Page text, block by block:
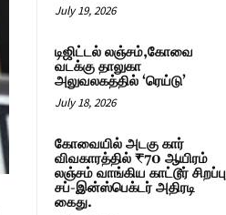
July 19, 2026
டிஜிட்டல் லஞ்சம்,கோவை
வடக்கு தாலுகா
அலுவலகத்தில் ‘ரெய்டு’
July 18, 2026
கோவையில் அடகு கார்
விவகாரத்தில் ₹70 ஆயிரம்
லஞ்சம் வாங்கிய காட்டூர் சிறப்பு
சப்-இன்ஸ்பெக்டர் அதிரடி
கைது.